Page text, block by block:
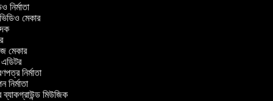
নির্মাতা
মেকার
মেকার
এডিটর
নির্মাতা
নির্মাতা
ব্যাকগ্রাউন্ড মিউজিক